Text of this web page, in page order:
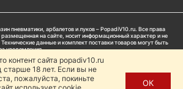
пневматики, арбалетов и луков – PopadiV10.ru. Все права
на сайте, носит информационный характер и не
данные и комплект поставки товаров могут быть
уведомления
ОГРНИП: 314504704200042
пользователь автоматически соглашается с условиями,
(тексты, фото, видео и др.) с сайта Popadiv10 запрещено,
контент сайта popadiv10.ru
старше 18 лет. Если вы не
пожалуйста, покиньте
ОК